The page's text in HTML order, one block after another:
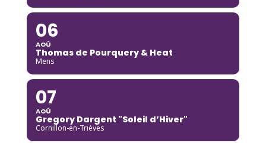
06
AOÛ
Thomas de Pourquery & Heat
Mens
07
AOÛ
Gregory Dargent "Soleil d’Hiver"
Cornillon-en-Trièves